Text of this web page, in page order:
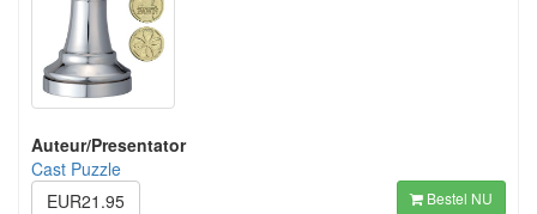
Auteur/Presentator
Cast Puzzle
EUR21.95
Bestel NU